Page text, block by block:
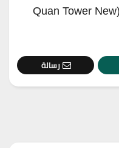
(Quan Tower New
رسالة